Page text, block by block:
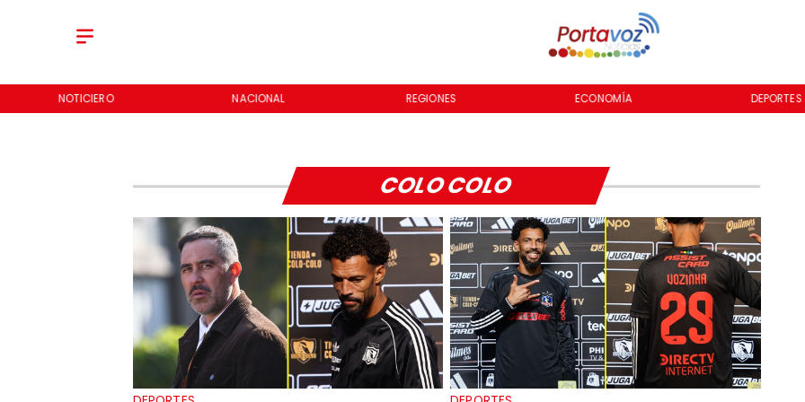
NOTICIERO NACIONAL REGIONES ECONOMÍA DEPORTES
COLO COLO